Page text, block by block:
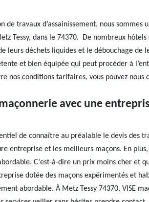
travaux d’assainissement, nous sommes
Tessy, dans le 74370. De nombreux
leurs déchets liquides et le débouchage de
et bien équipée qui peut procéder à
nos conditions tarifaires, vous pouvez nous
avec une
de connaître au préalable le devis des
entreprise et les meilleurs maçons. En plus,
C’est-à-dire un prix moins cher et
dotée des maçons expérimentés et
abordable. À Metz Tessy 74370, VISE